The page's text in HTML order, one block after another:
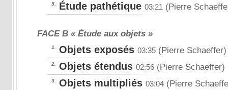
5. Étude pathétique 03:21 (Pierre
FACE B « Étude aux objets »
1. Objets exposés 03:35 (Pierre Schaeffer)
2. Objets étendus 02:56 (Pierre Schaeffer)
3. Objets multipliés 03:04 (Pierre